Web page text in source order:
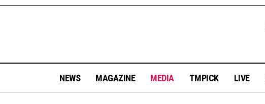
NEWS MAGAZINE MEDIA TMPICK LIVE